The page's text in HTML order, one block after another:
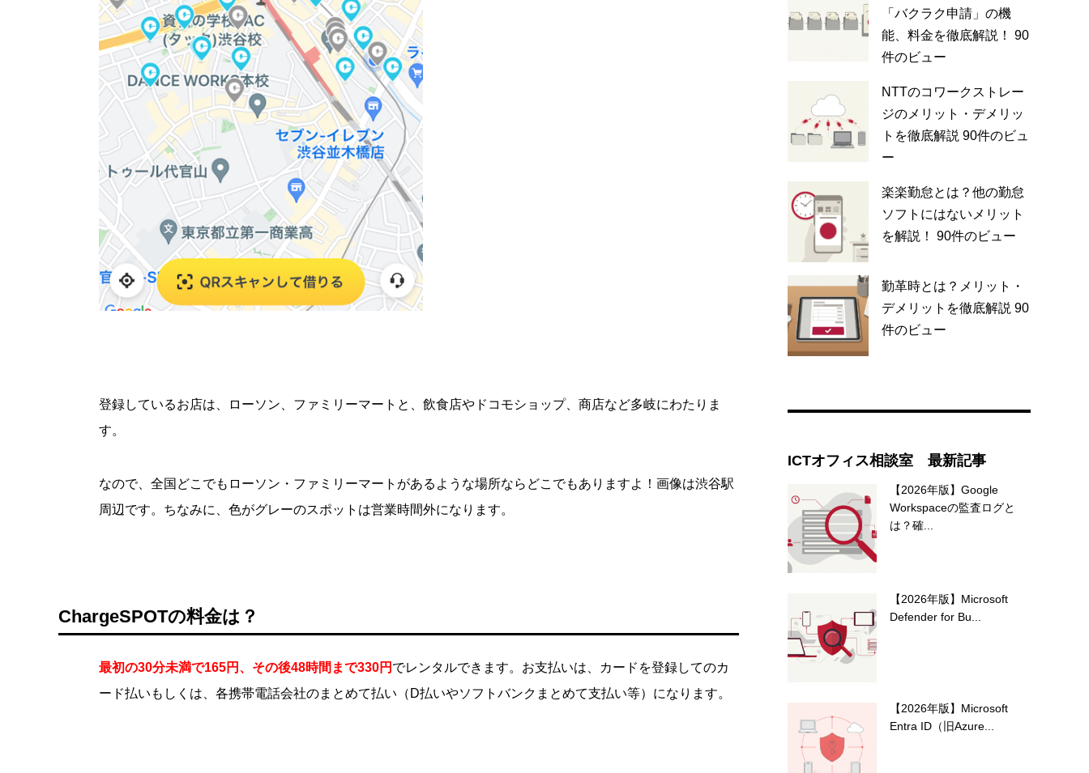
登録しているお店は、ローソン、ファミリーマートと、飲食店やドコモショップ、商店など多岐にわたりま
す。
なので、全国どこでもローソン・ファミリーマートがあるような場所ならどこでもありますよ！画像は渋谷駅
周辺です。ちなみに、色がグレーのスポットは営業時間外になります。
ChargeSPOTの料金は？
最初の30分未満で165円、その後48時間まで330円 でレンタルできます。お支払いは、カードを登録してのカ
ード払いもしくは、各携帯電話会社のまとめて払い（D払いやソフトバンクまとめて支払い等）になります。
「バクラク申請」の機
能、料金を徹底解説！
90
件のビュー
NTTのコワークストレー
ジのメリット・デメリッ
トを徹底解説 90件のビュ
ー
楽楽勤怠とは？他の勤怠
ソフトにはないメリット
を解説！
90件のビュー
勤革時とは？メリット・
デメリットを徹底解説 90
件のビュー
ICTオフィス相談室 最新記事
【2026年版】Google
Workspaceの監査ログと
は？確...
【2026年版】Microsoft
Defender for Bu...
【2026年版】Microsoft
Entra ID（旧Azure...